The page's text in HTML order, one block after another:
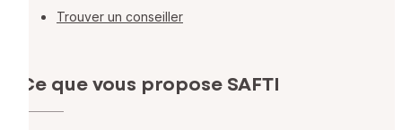
Trouver un conseiller
Ce que vous propose SAFTI